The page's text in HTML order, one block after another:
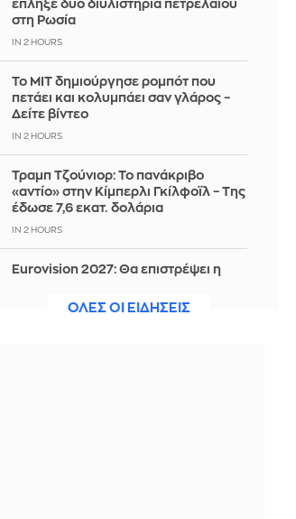
έπληξε δύο διυλιστήρια πετρελαίου
στη Ρωσία
IN 2 HOURS
Το MIT δημιούργησε ρομπότ που
πετάει και κολυμπάει σαν γλάρος –
Δείτε βίντεο
IN 2 HOURS
Τραμπ Τζούνιορ: Το πανάκριβο
«αντίο» στην Κίμπερλι Γκίλφοϊλ – Της
έδωσε 7,6 εκατ. δολάρια
IN 2 HOURS
Eurovision 2027: Θα επιστρέψει η
και μια ιστορική τρίτη νίκη;
ΟΛΕΣ ΟΙ ΕΙΔΗΣΕΙΣ